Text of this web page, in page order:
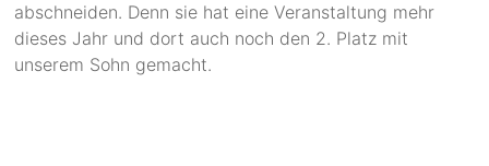
abschneiden. Denn sie hat eine Veranstaltung mehr
dieses Jahr und dort auch noch den 2. Platz mit
unserem Sohn gemacht.